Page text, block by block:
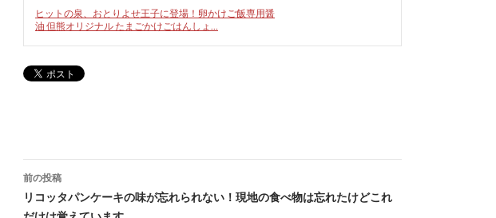
ヒットの泉、おとりよせ王子に登場！卵かけご飯専用醤
油 但熊オリジナル たまごかけごはんしょ…
投
稿
前の投稿
リコッタパンケーキの味が忘れられない！現地の食べ物は忘れたけどこれ